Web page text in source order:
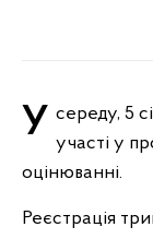
У середу, 5 січня, розпочнеться реєстрація для участі у
оцінюванні.
Реєстрація